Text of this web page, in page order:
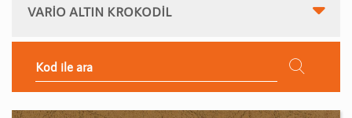
VARİO ALTIN KROKODİL